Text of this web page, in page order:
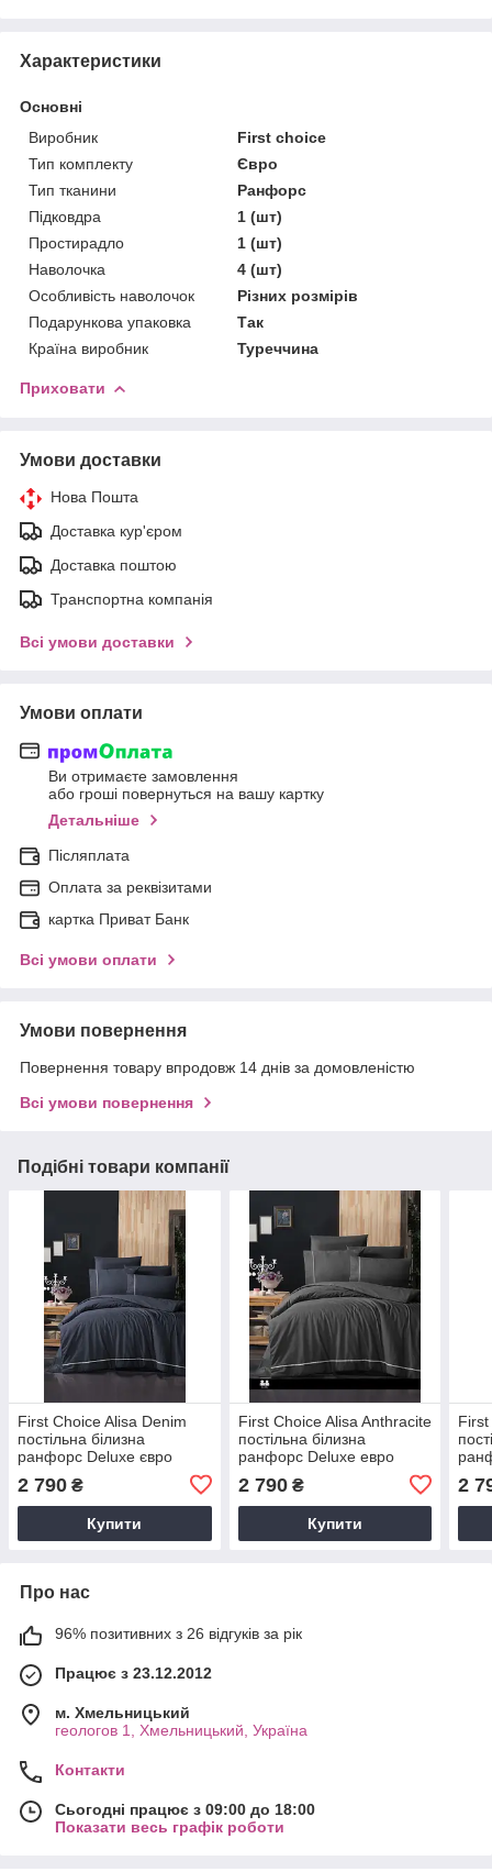
Характеристики
Основні
Виробник
First choice
Тип комплекту
Євро
Тип тканини
Ранфорс
Підковдра
1 (шт)
Простирадло
1 (шт)
Наволочка
4 (шт)
Особливість наволочок
Різних розмірів
Подарункова упаковка
Так
Країна виробник
Туреччина
Приховати
Умови доставки
Нова Пошта
Доставка кур'єром
Доставка поштою
Транспортна компанія
Всі умови доставки
Умови оплати
Ви отримаєте замовлення
або гроші повернуться на вашу картку
Детальніше
Післяплата
Оплата за реквізитами
картка Приват Банк
Всі умови оплати
Умови повернення
Повернення товару впродовж 14 днів за домовленістю
Всі умови повернення
Подібні товари компанії
First Сhoice Alisa Denim
постільна білизна
ранфорс Deluxe євро
2 790 ₴
Купити
First Сhoice Alisa Anthracite
постільна білизна
ранфорс Deluxe евро
2 790₴
Купити
2
Про нас
96% позитивних з 26 відгуків за рік
Працює з 23.12.2012
м. Хмельницький
геологов 1, Хмельницький, Україна
Контакти
Сьогодні працює з 09:00 до 18:00
Показати весь графік роботи